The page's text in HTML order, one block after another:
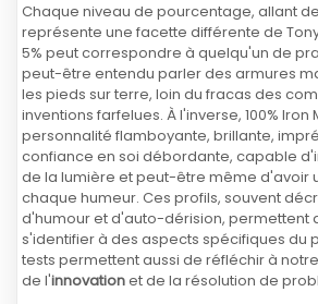
Chaque niveau de pourcentage, allant de
représente une facette différente de
5% peut correspondre à quelqu'un de
peut-être entendu parler des armures
les pieds sur terre, loin du fracas des
inventions farfelues. À l'inverse, 100% Iron
personnalité flamboyante, brillante,
confiance en soi débordante, capable
de la lumière et peut-être même d'avoir
chaque humeur. Ces profils, souvent
d'humour et d'auto-dérision, permettent
s'identifier à des aspects spécifiques du
tests permettent aussi de réfléchir à
de l'innovationet de la résolution de